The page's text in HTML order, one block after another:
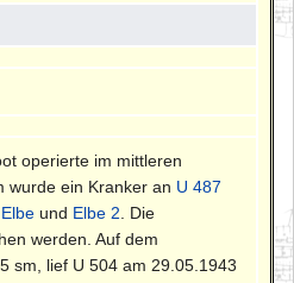
operierte im mittleren
wurde ein Kranker an U 487
Elbe und Elbe 2 . Die
werden. Auf dem
sm, lief U 504 am 29.05.1943